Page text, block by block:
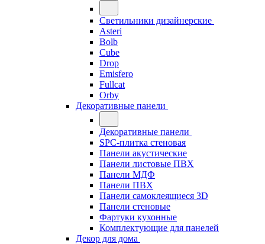
Светильники дизайнерские
Asteri
Bolb
Cube
Drop
Emisfero
Fullcat
Orby
Декоративные панели
Декоративные панели
SPC-плитка стеновая
Панели акустические
Панели листовые ПВХ
Панели МДФ
Панели ПВХ
Панели самоклеящиеся 3D
Панели стеновые
Фартуки кухонные
Комплектующие для панелей
Декор для дома